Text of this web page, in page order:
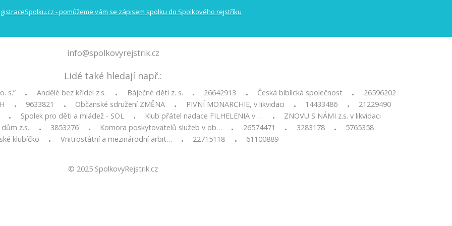
info@spolkovyrejstrik.cz
Lidé také hledají např.:
s.” • Andělé bez křídel z.s. • Báječné děti z. s. • 26642913 • Česká biblická společnost •
26596202
• 9633821 • Občanské sdružení ZMĚNA • PIVNÍ MONARCHIE, v likvidaci • 14433486 •
21229490
•
Spolek pro děti a mládež - SOL • Klub přátel nadace FILHELENIA v … •
ZNOVU S NÁMI z.s. v likvidaci
z.s.
• 3853276 • Komora poskytovatelů služeb v ob… • 26574471 • 3283178 •
5765358
klubíčko
• Vnitrostátní a mezinárodní arbit… • 22715118 • 61100889
© 2025 SpolkovyRejstrik.cz